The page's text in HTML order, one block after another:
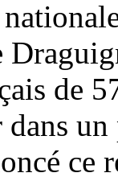
de
dans
ce